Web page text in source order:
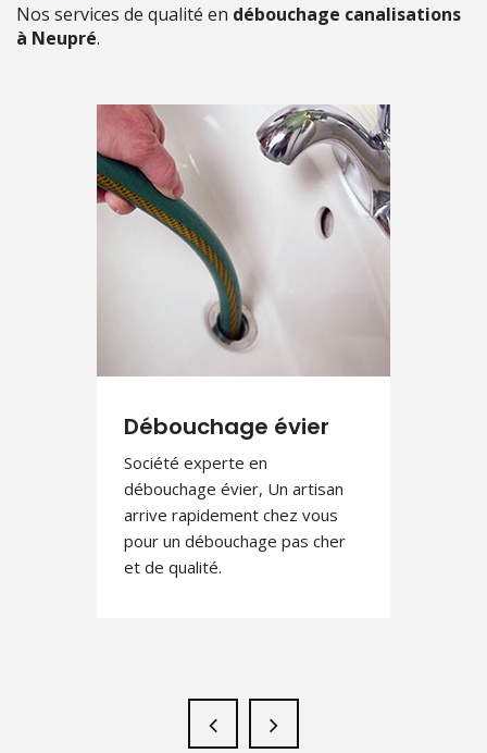
Nos services de qualité en débouchage canalisations
à Neupré.
Débouchage
canalisations
Si vos canalisations sont
bouchés, une intervention
rapide est nécessaire pour
éviter d'éventuelles